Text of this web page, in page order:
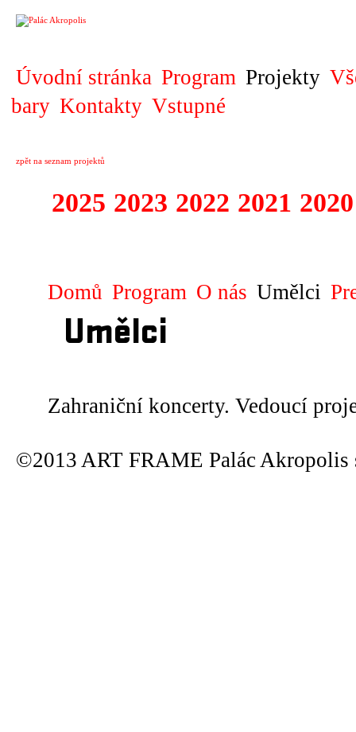
Úvodní stránka Program Projekty
bary Kontakty Vstupné
zpět na seznam projektů
2025 2023 2022 2021 2020
Domů Program O nás Umělci
Umělci
Zahraniční koncerty. Vedoucí
©2013 ART FRAME Palác Akropolis